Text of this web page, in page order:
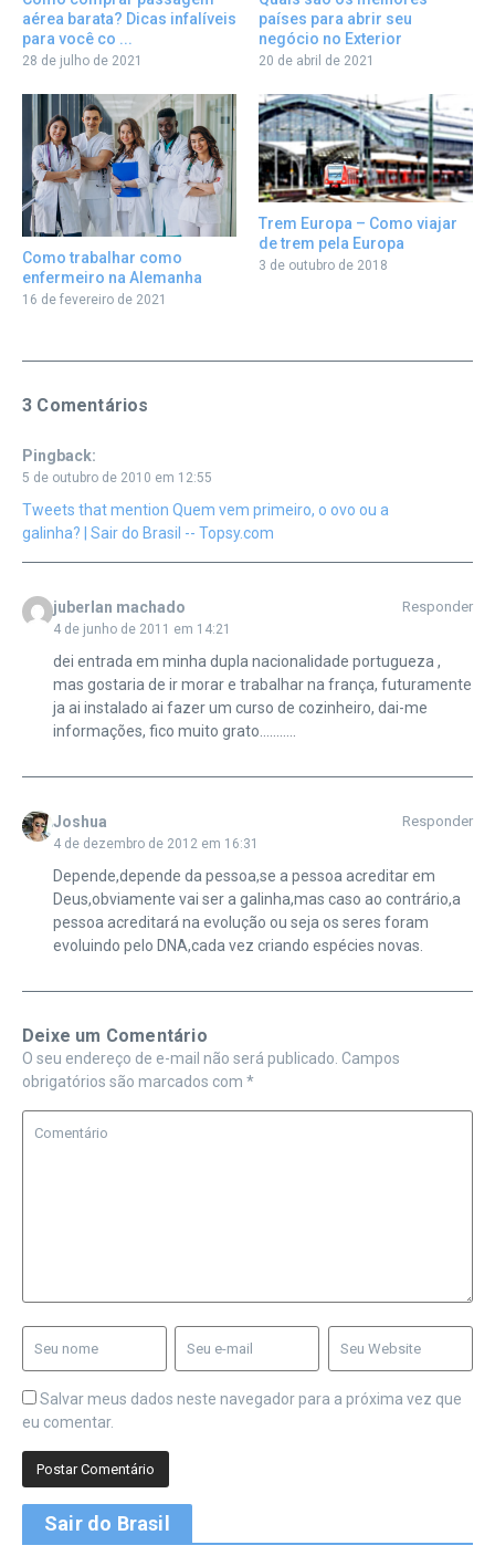
aérea barata? Dicas infalíveis
para você co ...
28 de julho de 2021
países para abrir seu
negócio no Exterior
20 de abril de 2021
Como trabalhar como
enfermeiro na Alemanha
16 de fevereiro de 2021
Trem Europa – Como viajar
de trem pela Europa
3 de outubro de 2018
3 Comentários
Pingback:
5 de outubro de 2010 em 12:55
Tweets that mention Quem vem primeiro, o ovo ou a
galinha? | Sair do Brasil -- Topsy.com
juberlan machado
4 de junho de 2011 em 14:21
Responder
dei entrada em minha dupla nacionalidade portugueza ,
mas gostaria de ir morar e trabalhar na frança, futuramente
ja ai instalado ai fazer um curso de cozinheiro, dai-me
informações, fico muito grato………..
Joshua
4 de dezembro de 2012 em 16:31
Responder
Depende,depende da pessoa,se a pessoa acreditar em
Deus,obviamente vai ser a galinha,mas caso ao contrário,a
pessoa acreditará na evolução ou seja os seres foram
evoluindo pelo DNA,cada vez criando espécies novas.
Deixe um Comentário
O seu endereço de e-mail não será publicado. Campos
obrigatórios são marcados com *
Salvar meus dados neste navegador para a próxima vez que
eu comentar.
Sair do Brasil